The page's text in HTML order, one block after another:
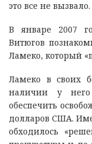
это все не вызвало.
В январе 2007
Витюгов
Ламеко, который
Ламеко в своих
наличии у
обеспечить
долларов США.
обходилось